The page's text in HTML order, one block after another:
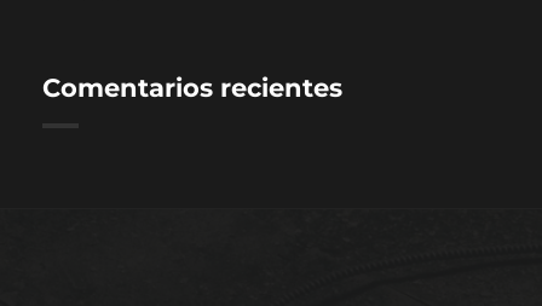
Comentarios recientes